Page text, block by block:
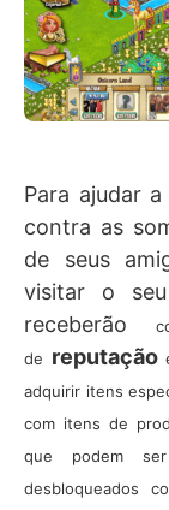
Para ajudar
contra as
de seus
visitar o
receberão
de reputação
adquirir itens
com itens de
que podem
desbloqueados